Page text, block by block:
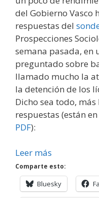
del Gobierno Vasco
respuestas del
Prospecciones
semana pasada, en
preguntado sobre
llamado mucho la
la detención de los
Dicho sea todo,
respuestas (están
PDF):
Leer más
Comparte esto:
Bluesky